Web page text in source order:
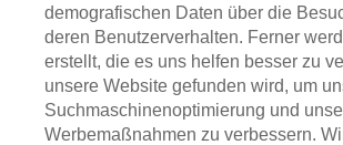
demografischen Daten über die
deren Benutzerverhalten. Ferner
erstellt, die es uns helfen besser zu
unsere Website gefunden wird, um
Suchmaschinenoptimierung und
Werbemaßnahmen zu verbessern.